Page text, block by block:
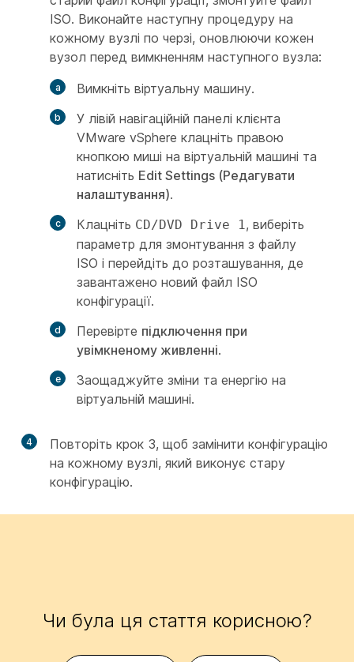
ISO. Виконайте наступну процедуру на
кожному вузлі по черзі, оновлюючи кожен
вузол перед вимкненням наступного вузла:
Вимкніть віртуальну машину.
У лівій навігаційній панелі клієнта
VMware vSphere клацніть правою
кнопкою миші на віртуальній машині та
натисніть Edit Settings (Редагувати
налаштування).
Клацніть CD/DVD Drive 1 , виберіть
параметр для змонтування з файлу
ISO і перейдіть до розташування, де
завантажено новий файл ISO
конфігурації.
Перевірте підключення при
увімкненому живленні.
Заощаджуйте зміни та енергію на
віртуальній машині.
4
Повторіть крок 3, щоб замінити конфігурацію
на кожному вузлі, який виконує стару
конфігурацію.
Чи була ця стаття корисною?